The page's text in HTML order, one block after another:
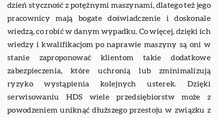
dzień styczność z potężnymi maszynami, dlatego też jego
pracownicy mają bogate doświadczenie i doskonale
wiedzą, co robić w danym wypadku. Co więcej, dzięki ich
wiedzy i kwalifikacjom po naprawie maszyny są oni w
stanie zaproponować klientom takie dodatkowe
zabezpieczenia, które uchronią lub zminimalizują
ryzyko wystąpienia kolejnych usterek. Dzięki
serwisowaniu HDS wiele przedsiębiorstw może z
powodzeniem uniknąć dłuższego przestoju w związku z